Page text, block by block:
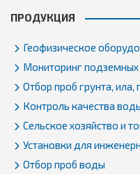
ПРОДУКЦИЯ
Геофизическое
Мониторинг подземных
Отбор проб грунта, ила,
Контроль качества
Сельское хозяйство и
Установки для
Отбор проб воды